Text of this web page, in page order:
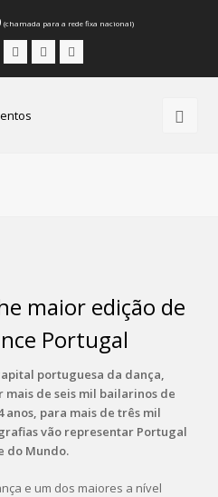
(chamada para a rede fixa nacional)
Instagram
LinkedInYoutube
maior edição de
Portugal
portuguesa da dança,
de seis mil bailarinos de
anos, para mais de três mil
vão representar Portugal
do Mundo.
e um dos maiores a nível